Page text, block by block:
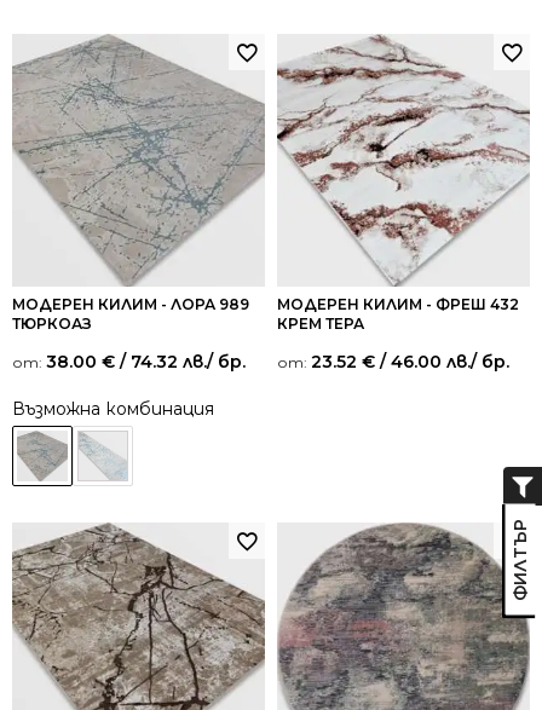
МОДЕРЕН КИЛИМ - ЛОРА 989
ТЮРКОАЗ
от: 38.00 € / 74.32 лв./ бр.
Възможна комбинация
МОДЕРЕН КИЛИМ - ФРЕШ 432
КРЕМ ТЕРА
от: 23.52 € / 46.00 лв./ бр.